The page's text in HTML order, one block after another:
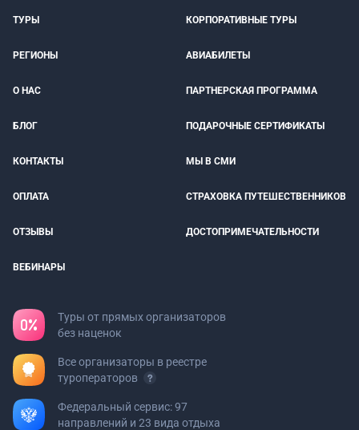
ТУРЫ КОРПОРАТИВНЫЕ ТУРЫ
РЕГИОНЫ АВИАБИЛЕТЫ
О НАС ПАРТНЕРСКАЯ ПРОГРАММА
БЛОГ ПОДАРОЧНЫЕ СЕРТИФИКАТЫ
КОНТАКТЫ МЫ В СМИ
ОПЛАТА СТРАХОВКА ПУТЕШЕСТВЕННИКОВ
ОТЗЫВЫ ДОСТОПРИМЕЧАТЕЛЬНОСТИ
ВЕБИНАРЫ
Туры от прямых организаторов
без наценок
Все организаторы в реестре
туроператоров
Федеральный сервис: 97
направлений и 23 вида отдыха